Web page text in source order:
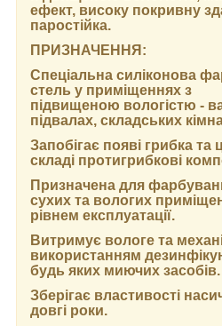
ефект, високу покривну
паростійка.
ПРИЗНАЧЕННЯ:
Спеціальна силіконова
стель у приміщеннях з
підвищеною вологістю -
підвалах, складських
Запобігає появі грибка та
складі протигрибкові
Призначена для
сухих та вологих
рівнем експлуатації.
Витримує вологе та
використанням
будь яких миючих засобів.
Зберігає властивості
довгі роки.